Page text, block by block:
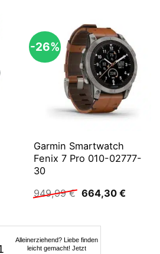
-26%
Garmin Smartwatch
Fenix 7 Pro 010-02777-
30
949,99€ Ursprünglicher
Preis
664,30 €
Alleinerziehend? Liebe finden
leicht gemacht! Jetzt